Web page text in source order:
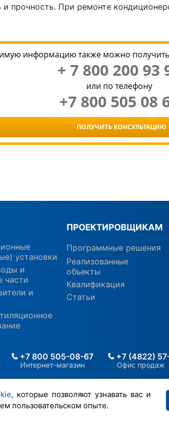
и прочность. При ремонте
информацию также можно
+ 7 800 200 93
или по телефону
+7 800 505 08
ПОЛУЧИТЬ КОНСУЛЬТАЦИЮ
, которые позволяют узнавать вас и
пользовательском опыте.
установки
и
части
и
ПРОЕКТИРОВЩИКАМ
Программные решения
Реализованные
объекты
Квалификация
Статьи
+7 800 505-08-67
Интернет-магазин
+7 (4822)
Офис продаж